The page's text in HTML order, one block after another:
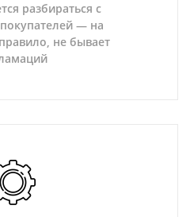
разбираться с
— на
не бывает